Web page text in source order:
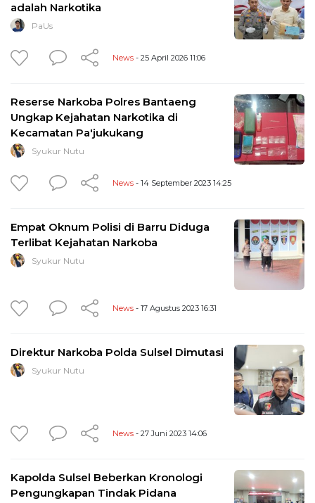
adalah Narkotika
PaUs
News - 25 April 2026 11:06
Reserse Narkoba Polres Bantaeng
Ungkap Kejahatan Narkotika di
Kecamatan Pa'jukukang
Syukur Nutu
News - 14 September 2023 14:25
Empat Oknum Polisi di Barru Diduga
Terlibat Kejahatan Narkoba
Syukur Nutu
News - 17 Agustus 2023 16:31
Direktur Narkoba Polda Sulsel Dimutasi
Syukur Nutu
News - 27 Juni 2023 14:06
Kapolda Sulsel Beberkan Kronologi
Pengungkapan Tindak Pidana